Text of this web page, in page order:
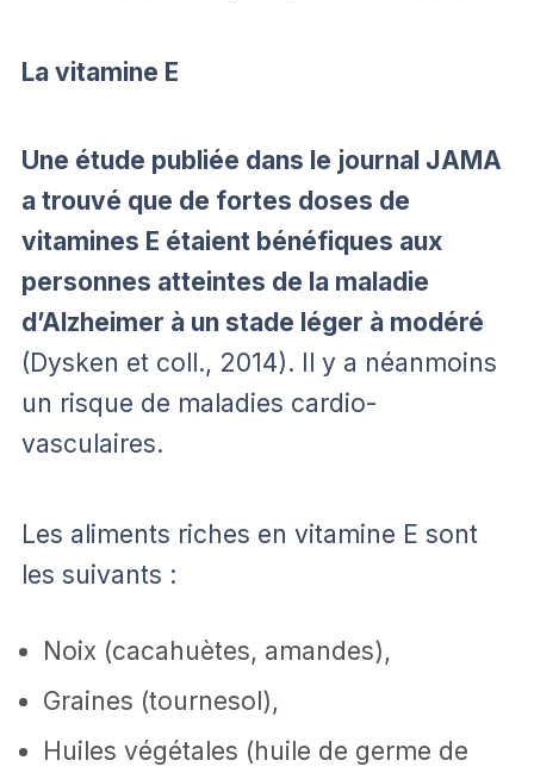
La vitamine E
Une étude publiée dans le journal JAMA
a trouvé que de fortes doses de
vitamines E étaient bénéfiques aux
personnes atteintes de la maladie
d’Alzheimer à un stade léger à modéré
(Dysken et coll., 2014). Il y a néanmoins
un risque de maladies cardio-
vasculaires.
Les aliments riches en vitamine E sont
les suivants :
Noix (cacahuètes, amandes),
Graines (tournesol),
Huiles végétales (huile de germe de